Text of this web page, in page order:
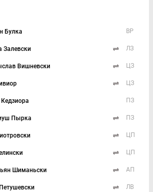
Булка ВР
Залевски ЛЗ
Вишневски ЦЗ
ЦЗ
ПЗ
Пырка ПЗ
ЦП
ЦП
Шиманьски АП
ЛВ